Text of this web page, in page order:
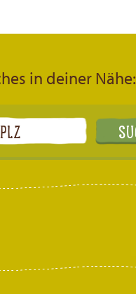
in deiner Nähe: